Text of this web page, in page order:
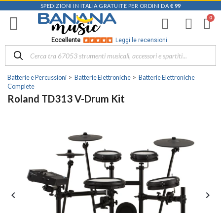
SPEDIZIONI IN ITALIA GRATUITE PER ORDINI DA € 99
Eccellente Leggi le recensioni
Batterie e Percussioni Batterie Elettroniche
Batterie Elettroniche
Complete
Roland TD313 V-Drum Kit
 